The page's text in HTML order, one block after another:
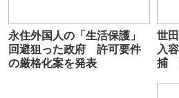
永住外国人の「生活保護」
回避狙った政府 許可要件
の厳格化案を発表
世
入
捕